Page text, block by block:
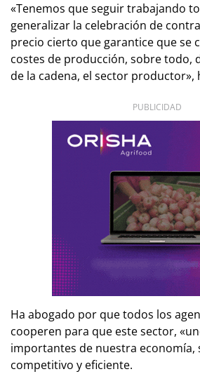
«Tenemos que seguir trabajando
generalizar la celebración de
precio cierto que garantice que se
costes de producción, sobre todo,
de la cadena, el sector productor»,
PUBLICIDAD
Ha abogado por que todos los
cooperen para que este sector,
importantes de nuestra economía,
competitivo y eficiente.